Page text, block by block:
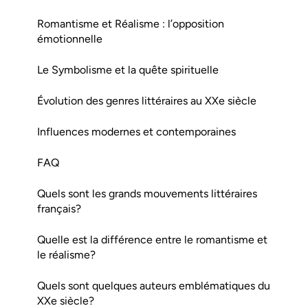
Romantisme et Réalisme : l’opposition
émotionnelle
Le Symbolisme et la quête spirituelle
Évolution des genres littéraires au XXe siècle
Influences modernes et contemporaines
FAQ
Quels sont les grands mouvements littéraires
français?
Quelle est la différence entre le romantisme et
le réalisme?
Quels sont quelques auteurs emblématiques du
XXe siècle?